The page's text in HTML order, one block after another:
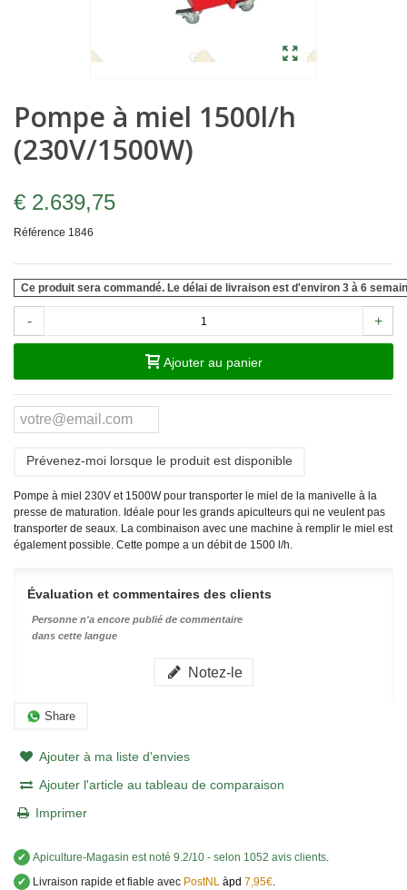
Pompe à miel 1500l/h
(230V/1500W)
€ 2.639,75
Référence 1846
Ce produit sera commandé. Le délai de livraison est d'environ 3 à 6
- +
Ajouter au panier
Prévenez-moi lorsque le produit est disponible
Pompe à miel 230V et 1500W pour transporter le miel de la manivelle à la
presse de maturation. Idéale pour les grands apiculteurs qui ne veulent pas
transporter de seaux. La combinaison avec une machine à remplir le miel est
également possible. Cette pompe a un débit de 1500 l/h.
Évaluation et commentaires des clients
Personne n'a encore publié de commentaire
dans cette langue
Notez-le
Share
Ajouter à ma liste d'envies
Ajouter l'article au tableau de comparaison
Imprimer
✔ Apiculture-Magasin est noté 9.2/10 - selon 1052 avis clients.
✔
Livraison rapide et fiable avec PostNL àpd 7,95€.